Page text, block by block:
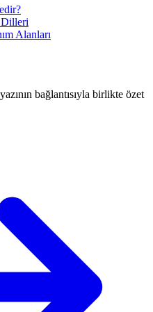
Alanları
bağlantısıyla birlikte özet